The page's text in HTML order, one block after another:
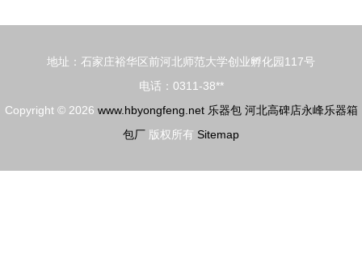
地址：石家庄裕华区前河北师范大学创业孵化园117号
电话：0311-38**
Copyright © 2026 www.hbyongfeng.net 乐器包 河北高碑店永峰乐器箱
包厂 版权所有 Sitemap